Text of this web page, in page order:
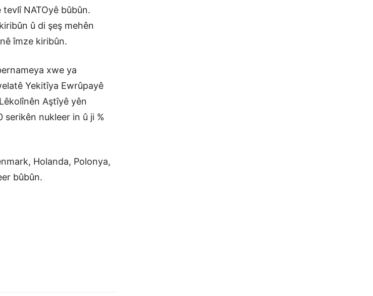
NATOyê bûbûn.
û di şeş mehên
îmze kiribûn.
xwe ya
Yekitîya Ewrûpayê
Aştîyê yên
nukleer in û ji %
Holanda, Polonya,
bûbûn.